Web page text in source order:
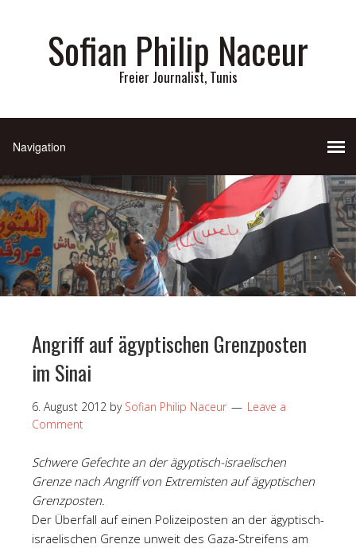
Sofian Philip Naceur
Freier Journalist, Tunis
Angriff auf ägyptischen Grenzposten
im Sinai
6. August 2012 by Sofian Philip Naceur
Leave a
Comment
Schwere Gefechte an der ägyptisch-israelischen
Grenze nach Angriff von Extremisten auf ägyptischen
Grenzposten.
Der Überfall auf einen Polizeiposten an der ägyptisch-
israelischen Grenze unweit des Gaza-Streifens am